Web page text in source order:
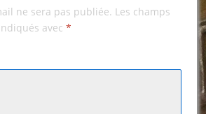
ne sera pas publiée. Les champs
avec *